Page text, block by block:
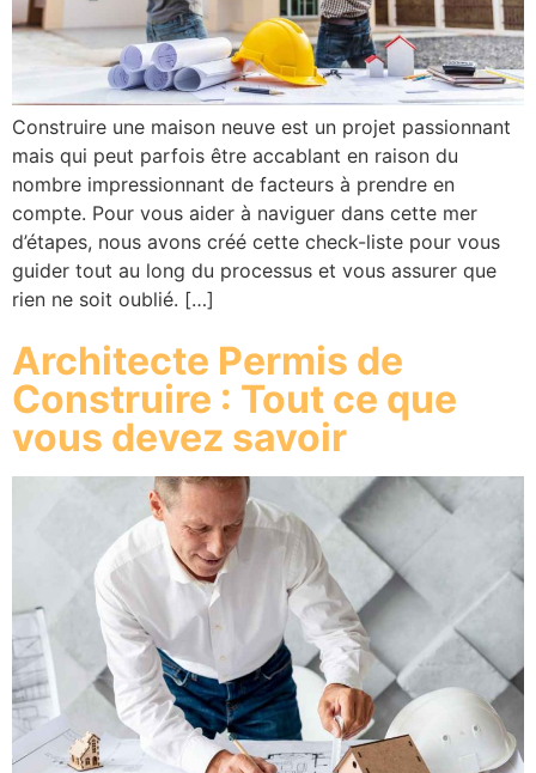
Construire une maison neuve est un projet passionnant
mais qui peut parfois être accablant en raison du
nombre impressionnant de facteurs à prendre en
compte. Pour vous aider à naviguer dans cette mer
d’étapes, nous avons créé cette check-liste pour vous
guider tout au long du processus et vous assurer que
rien ne soit oublié. […]
Architecte Permis de
Construire : Tout ce que
vous devez savoir